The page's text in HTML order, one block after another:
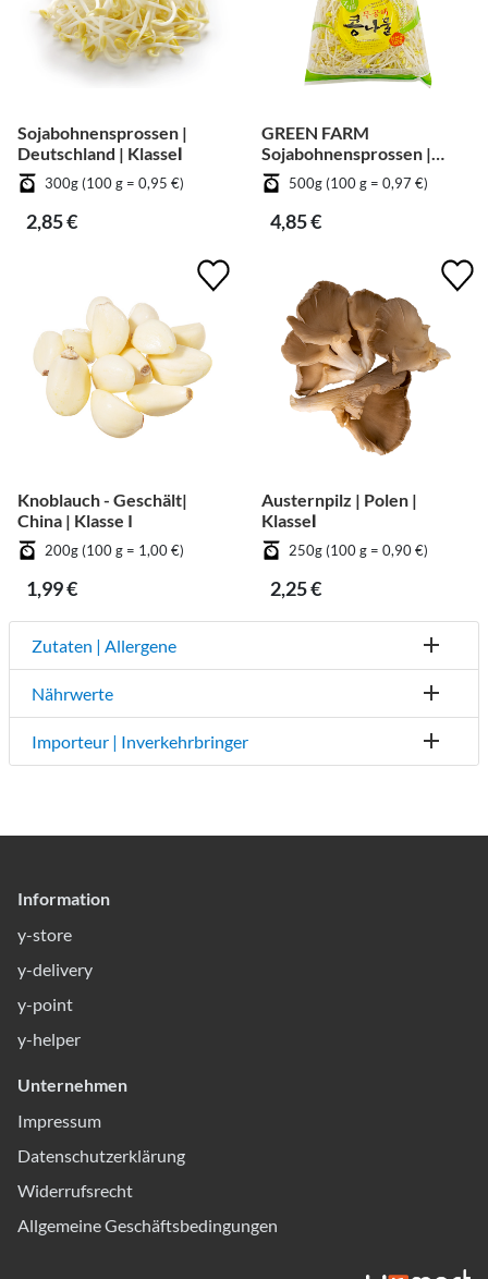
Sojabohnensprossen |
Deutschland | KlasseⅠ
300g (100 g = 0,95 €)
2,85 €
GREEN FARM
Sojabohnensprossen |
Deutschland | KlasseⅠ
500g (100 g = 0,97 €)
4,85 €
Knoblauch - Geschält|
China | Klasse I
200g (100 g = 1,00 €)
1,99 €
Austernpilz | Polen |
KlasseⅠ
250g (100 g = 0,90 €)
2,25 €
Zutaten | Allergene
Nährwerte
Importeur | Inverkehrbringer
Information
y-store
y-delivery
y-point
y-helper
Unternehmen
Impressum
Datenschutzerklärung
Widerrufsrecht
Allgemeine Geschäftsbedingungen